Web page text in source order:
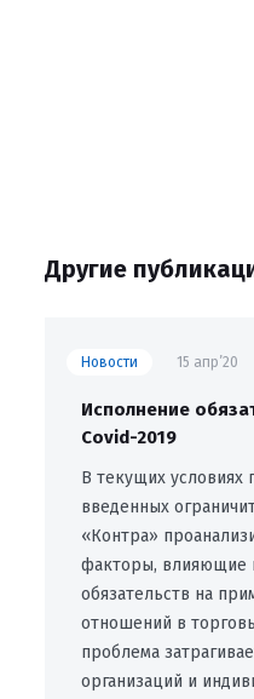
Другие
Новости 15 апр’20
Исполнение
Covid-2019
В текущих условиях
введенных
«Контра»
факторы, влияющие
обязательств на
отношений в
проблема
организаций и